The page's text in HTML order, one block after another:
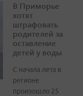
В Приморье
хотят
штрафовать
родителей за
оставление
детей у воды
С начала лета в
регионе
произошло 25